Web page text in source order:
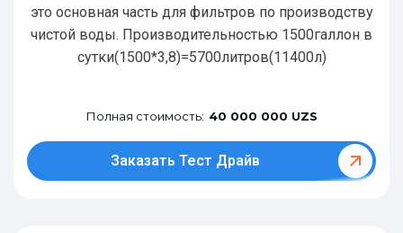
это основная часть для фильтров по производству
чистой воды. Производительностью 1500галлон в
сутки(1500*3,8)=5700литров(11400л)
Полная стоимость: 40 000 000 UZS
Заказать Тест Драйв